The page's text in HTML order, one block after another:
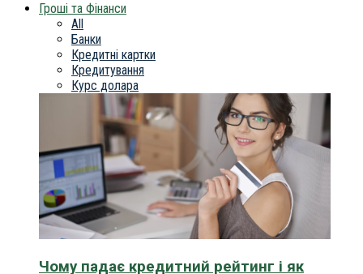
Гроші та Фінанси
All
Банки
Кредитні картки
Кредитування
Курс долара
Чому падає кредитний рейтинг і як